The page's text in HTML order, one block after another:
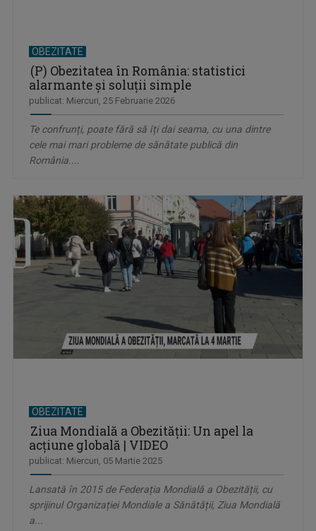
OBEZITATE
(P) Obezitatea în România: statistici
alarmante și soluții simple
publicat: Miercuri, 25 Februarie 2026
Te confrunți, poate fără să îți dai seama, cu una dintre
cele mai mari probleme de sănătate publică din
România....
OBEZITATE
Ziua Mondială a Obezității: Un apel la
acțiune globală | VIDEO
publicat: Miercuri, 05 Martie 2025
Lansată în 2015 de Federația Mondială a Obezității, cu
sprijinul Organizației Mondiale a Sănătății, Ziua Mondială
a...